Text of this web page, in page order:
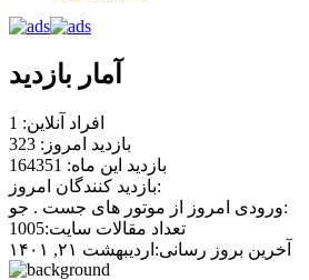
آمار بازدید
افراد آنلاین: 1
بازدید امروز: 323
بازدید این ماه: 164351
بازدید کنندگان امروز:
ورودی امروز از موتور های جست . جو:
تعداد مقالات سایت:1005
آخرین بروز رسانی:اردیبهشت ۲۱, ۱۴۰۱